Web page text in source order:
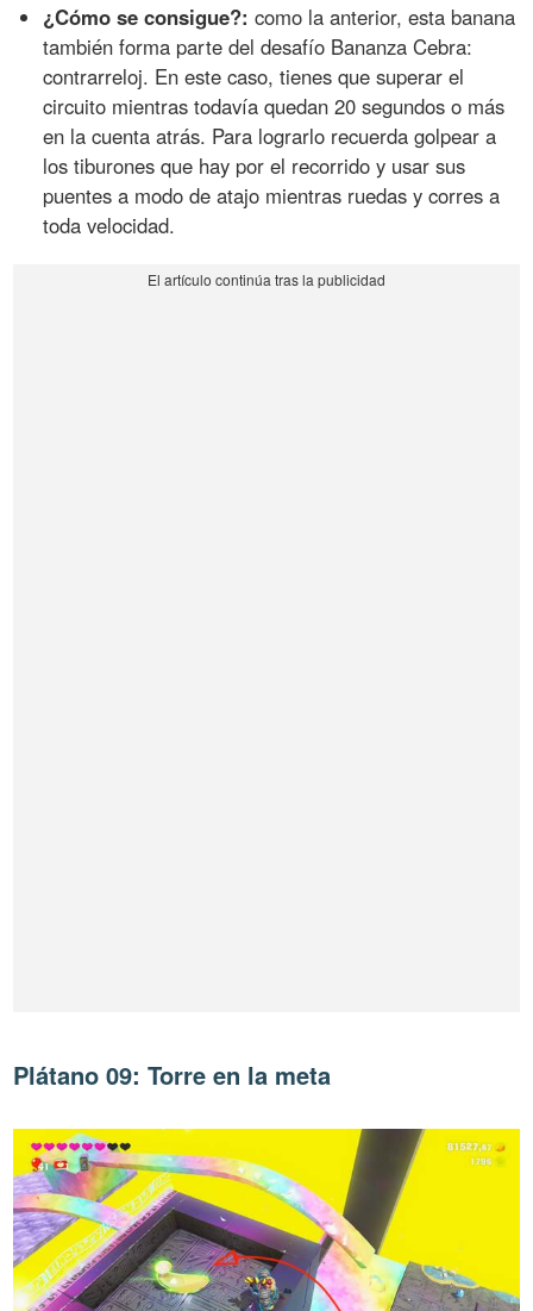
¿Cómo se consigue?: como la anterior, esta banana
también forma parte del desafío Bananza Cebra:
contrarreloj. En este caso, tienes que superar el
circuito mientras todavía quedan 20 segundos o más
en la cuenta atrás. Para lograrlo recuerda golpear a
los tiburones que hay por el recorrido y usar sus
puentes a modo de atajo mientras ruedas y corres a
toda velocidad.
Plátano 09: Torre en la meta